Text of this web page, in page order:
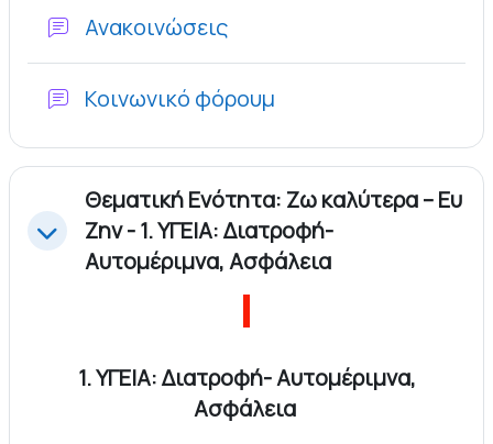
Ανακοινώσεις
Κοινωνικό φόρουμ
Σύμπτυξη
Θεματική Ενότητα: Ζω καλύτερα – Ευ
Ζην - 1. ΥΓΕΙΑ: Διατροφή-
Αυτομέριμνα, Ασφάλεια
1. ΥΓΕΙΑ: Διατροφή- Αυτομέριμνα,
Ασφάλεια